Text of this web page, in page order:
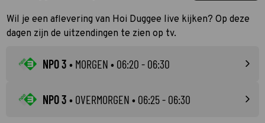
Wil je een aflevering van Hoi Duggee live kijken? Op deze
dagen zijn de uitzendingen te zien op tv.
NPO 3 • MORGEN • 06:20 - 06:30
NPO 3 • OVERMORGEN • 06:25 - 06:30